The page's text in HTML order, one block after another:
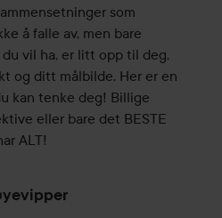
som
å falle av, men bare
vil ha, er litt opp til deg,
og ditt målbilde. Her er en
kan tenke deg! Billige
eller bare det BESTE
ALT!